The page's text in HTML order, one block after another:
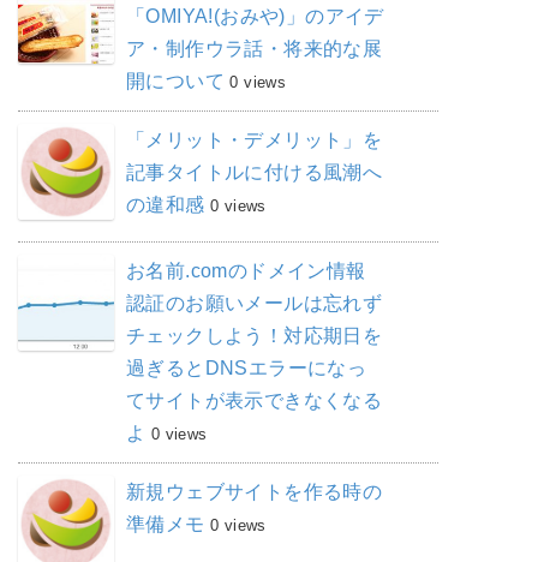
「OMIYA!(おみや)」のアイデ
ア・制作ウラ話・将来的な展
開について 0 views
「メリット・デメリット」を
記事タイトルに付ける風潮へ
の違和感 0 views
お名前.comのドメイン情報
認証のお願いメールは忘れず
チェックしよう！対応期日を
過ぎるとDNSエラーになっ
てサイトが表示できなくなる
よ 0 views
新規ウェブサイトを作る時の
準備メモ 0 views